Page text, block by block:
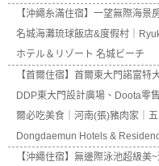
【沖繩糸滿住宿】一望無際海景
名城海灘琉球飯店&度假村｜
ホテル＆リゾート 名城ビーチ
【首爾住宿】首爾東大門諾富特
DDP東大門設計廣場、Doota零
爾必吃美食｜河南(張)豬肉家｜
Dongdaemun Hotels &
【沖繩住宿】無邊際泳池超級